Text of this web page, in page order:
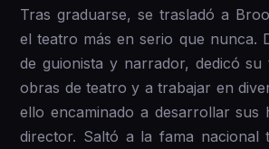
Tras graduarse, se trasladó a
el teatro más en serio que nunca.
de guionista y narrador, dedicó su
obras de teatro y a trabajar en
ello encaminado a desarrollar sus
director. Saltó a la fama nacional